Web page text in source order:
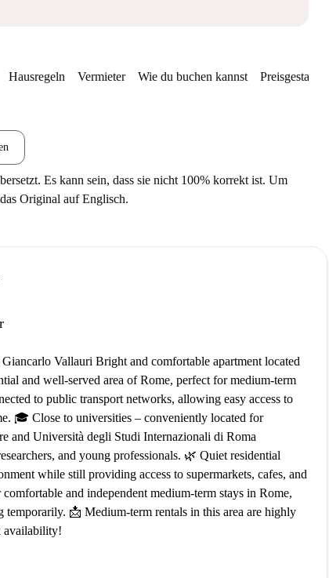
Hausregeln Vermieter Wie du buchen kannst Preisgestaltung
Es kann sein, dass sie nicht 100% korrekt ist. Um
Original auf Englisch.
Vallauri Bright and comfortable apartment located
and well-served area of Rome, perfect for medium-term
to public transport networks, allowing easy access to
🎓 Close to universities – conveniently located for
and Università degli Studi Internazionali di Roma
and young professionals. 🌿 Quiet residential
while still providing access to supermarkets, cafes, and
and independent medium-term stays in Rome,
temporarily. 📩 Medium-term rentals in this area are highly
availability!